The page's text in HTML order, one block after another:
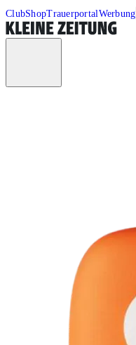
ClubShopTrauerportalWerbung